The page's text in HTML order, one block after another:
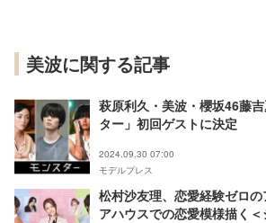
美波に関する記事
萩原利久・美波・櫻坂46藤
ター」初回ゲストに決定
2024.09.30 07:00
モデルプレス
松村沙友理、恋愛経験ゼロ
アハウスでの恋愛模様描く＜